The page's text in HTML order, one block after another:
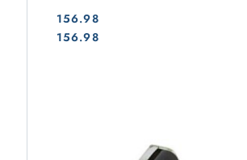
Cena:
156.98
Cena:
156.98